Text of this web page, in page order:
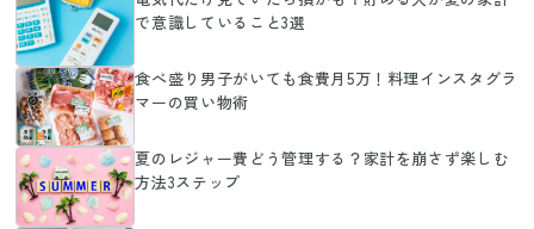
で意識していること3選
食べ盛り男子がいても食費月5万！料理インスタグラ
マーの買い物術
夏のレジャー費どう管理する？家計を崩さず楽しむ
方法3ステップ